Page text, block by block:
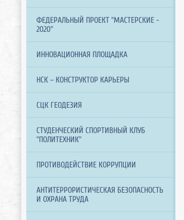
ФЕДЕРАЛЬНЫЙ ПРОЕКТ "МАСТЕРСКИЕ -
2020"
ИННОВАЦИОННАЯ ПЛОЩАДКА
НСК – КОНСТРУКТОР КАРЬЕРЫ
СЦК ГЕОДЕЗИЯ
СТУДЕНЧЕСКИЙ СПОРТИВНЫЙ КЛУБ
"ПОЛИТЕХНИК"
ПРОТИВОДЕЙСТВИЕ КОРРУПЦИИ
АНТИТЕРРОРИСТИЧЕСКАЯ БЕЗОПАСНОСТЬ
И ОХРАНА ТРУДА